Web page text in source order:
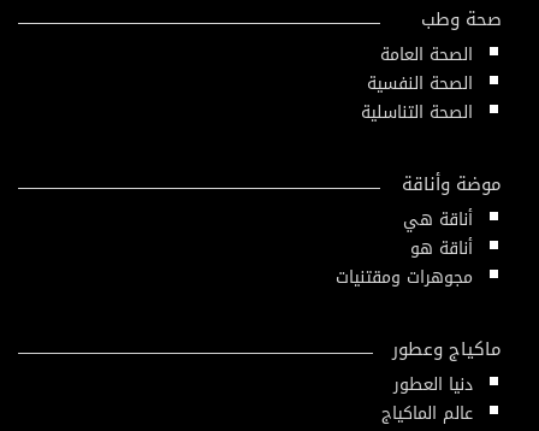
صحة وطب
الصحة العامة
الصحة النفسية
الصحة التناسلية
موضة وأناقة
أناقة هي
أناقة هو
مجوهرات ومقتنيات
ماكياج وعطور
دنيا العطور
عالم الماكياج